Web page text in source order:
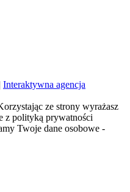
Interaktywna agencja
ze strony wyrażasz
z polityką prywatności
Twoje dane osobowe -